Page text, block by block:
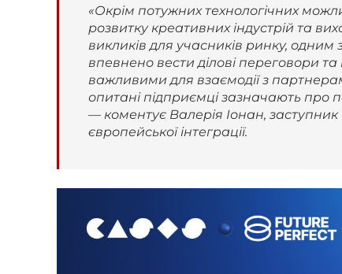
«Окрім потужних технологічних
розвитку креативних індустрій та
викликів для учасників ринку,
впевнено вести ділові переговори
важливими для взаємодії з
опитані підприємці зазначають про
— коментує Валерія Іонан,
європейської інтеграції.